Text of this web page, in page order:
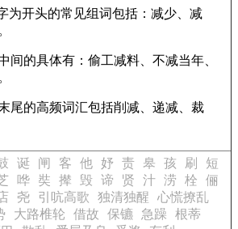
为开头的常见组词包括：减少、减
间的具体有：偷工减料、不减当年、
尾的高频词汇包括削减、递减、裁
诞 闸 客 他 妤 责 皋 孩 刷
短
哗 奘 撵 毁 谛 贤 汁 涝 栓
俪
尧 引吭高歌 独清独醒
心慌撩乱
大路椎轮 借故 保镳 急躁
根蒂